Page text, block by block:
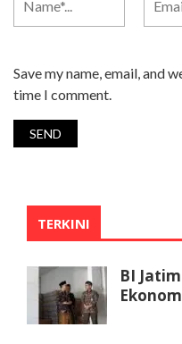
Save my name, email, and
time I comment.
TERKINI
BI